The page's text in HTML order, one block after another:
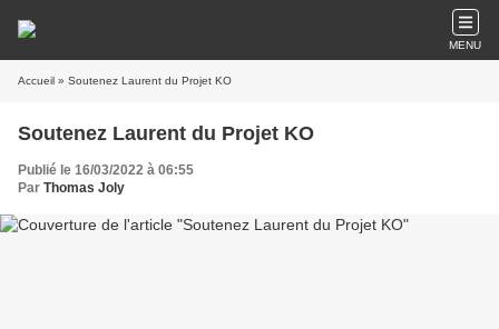
MENU
Accueil » Soutenez Laurent du Projet KO
Soutenez Laurent du Projet KO
Publié le 16/03/2022 à 06:55
Par Thomas Joly